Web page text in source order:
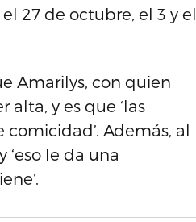
27 de octubre, el 3 y el
Amarilys, con quien
y es que ‘las
Además, al
le da una